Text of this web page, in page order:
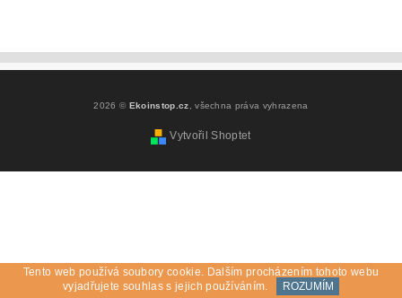
2026 © Ekoinstop.cz, všechna práva vyhrazena
Vytvořil Shoptet
Tento web používá soubory cookie. Dalším procházením tohoto webu
vyjadřujete souhlas s jejich používáním.
ROZUMÍM